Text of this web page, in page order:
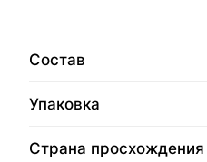
Состав
Упаковка
Страна просхождения